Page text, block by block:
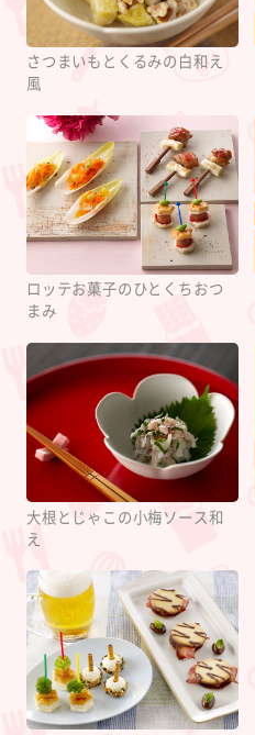
さつまいもとくるみの白和え
風
ロッテお菓子のひとくちおつ
まみ
大根とじゃこの小梅ソース和
え